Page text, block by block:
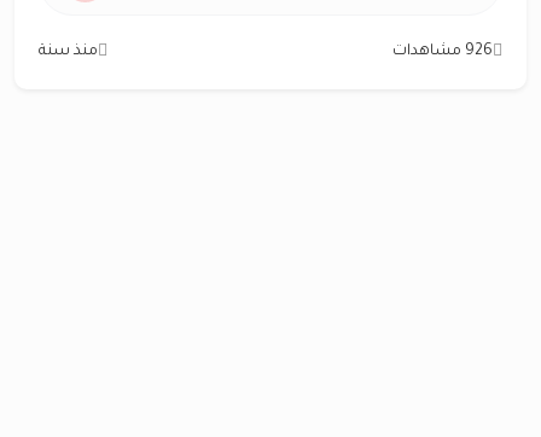
926 مشاهدات منذ سنة